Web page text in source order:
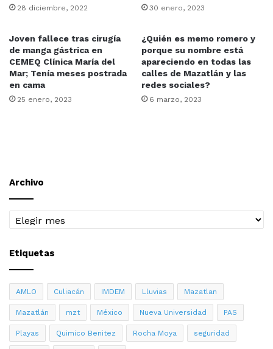
28 diciembre, 2022 30 enero, 2023
Joven fallece tras cirugía
de manga gástrica en
CEMEQ Clínica María del
Mar; Tenía meses postrada
en cama
25 enero, 2023
¿Quién es memo romero y
porque su nombre está
apareciendo en todas las
calles de Mazatlán y las
redes sociales?
6 marzo, 2023
Archivo
Archivo
Etiquetas
AMLO Culiacán IMDEM Lluvias Mazatlan
Mazatlán mzt México Nueva Universidad PAS
Playas Quimico Benitez Rocha Moya seguridad